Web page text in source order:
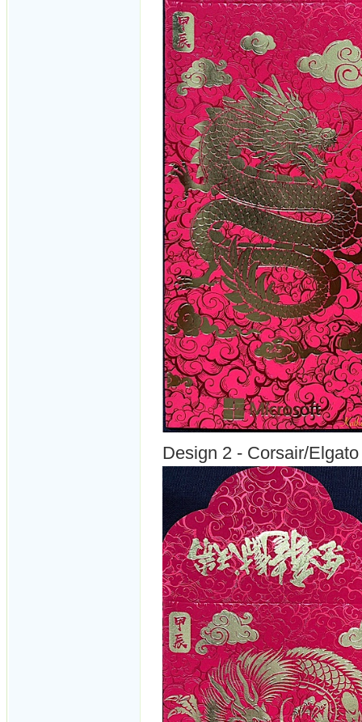
Design 2 - Corsair/Elgato